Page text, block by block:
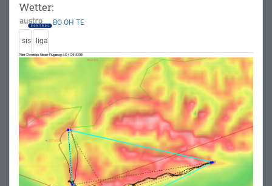
Wetter:
BO OH TE
sis liga